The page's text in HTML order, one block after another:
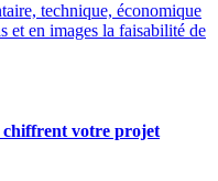
technique, économique
et en images la faisabilité de
chiffrent votre projet